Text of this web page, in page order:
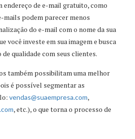
endereço de e-mail gratuito, como
mails podem parecer menos
do e-mail com o nome da sua
você investe em sua imagem e busca
qualidade com seus clientes.
também possibilitam uma melhor
é possível segmentar as
vendas@suaempresa.com,
.com, etc.), o que torna o processo de